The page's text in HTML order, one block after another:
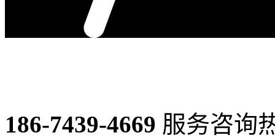
186-7439-4669 服务咨询